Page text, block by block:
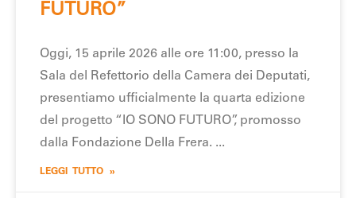
FUTURO”
Oggi, 15 aprile 2026 alle ore 11:00, presso la
Sala del Refettorio della Camera dei Deputati,
presentiamo ufficialmente la quarta edizione
del progetto “IO SONO FUTURO”, promosso
dalla Fondazione Della Frera.
LEGGI TUTTO »